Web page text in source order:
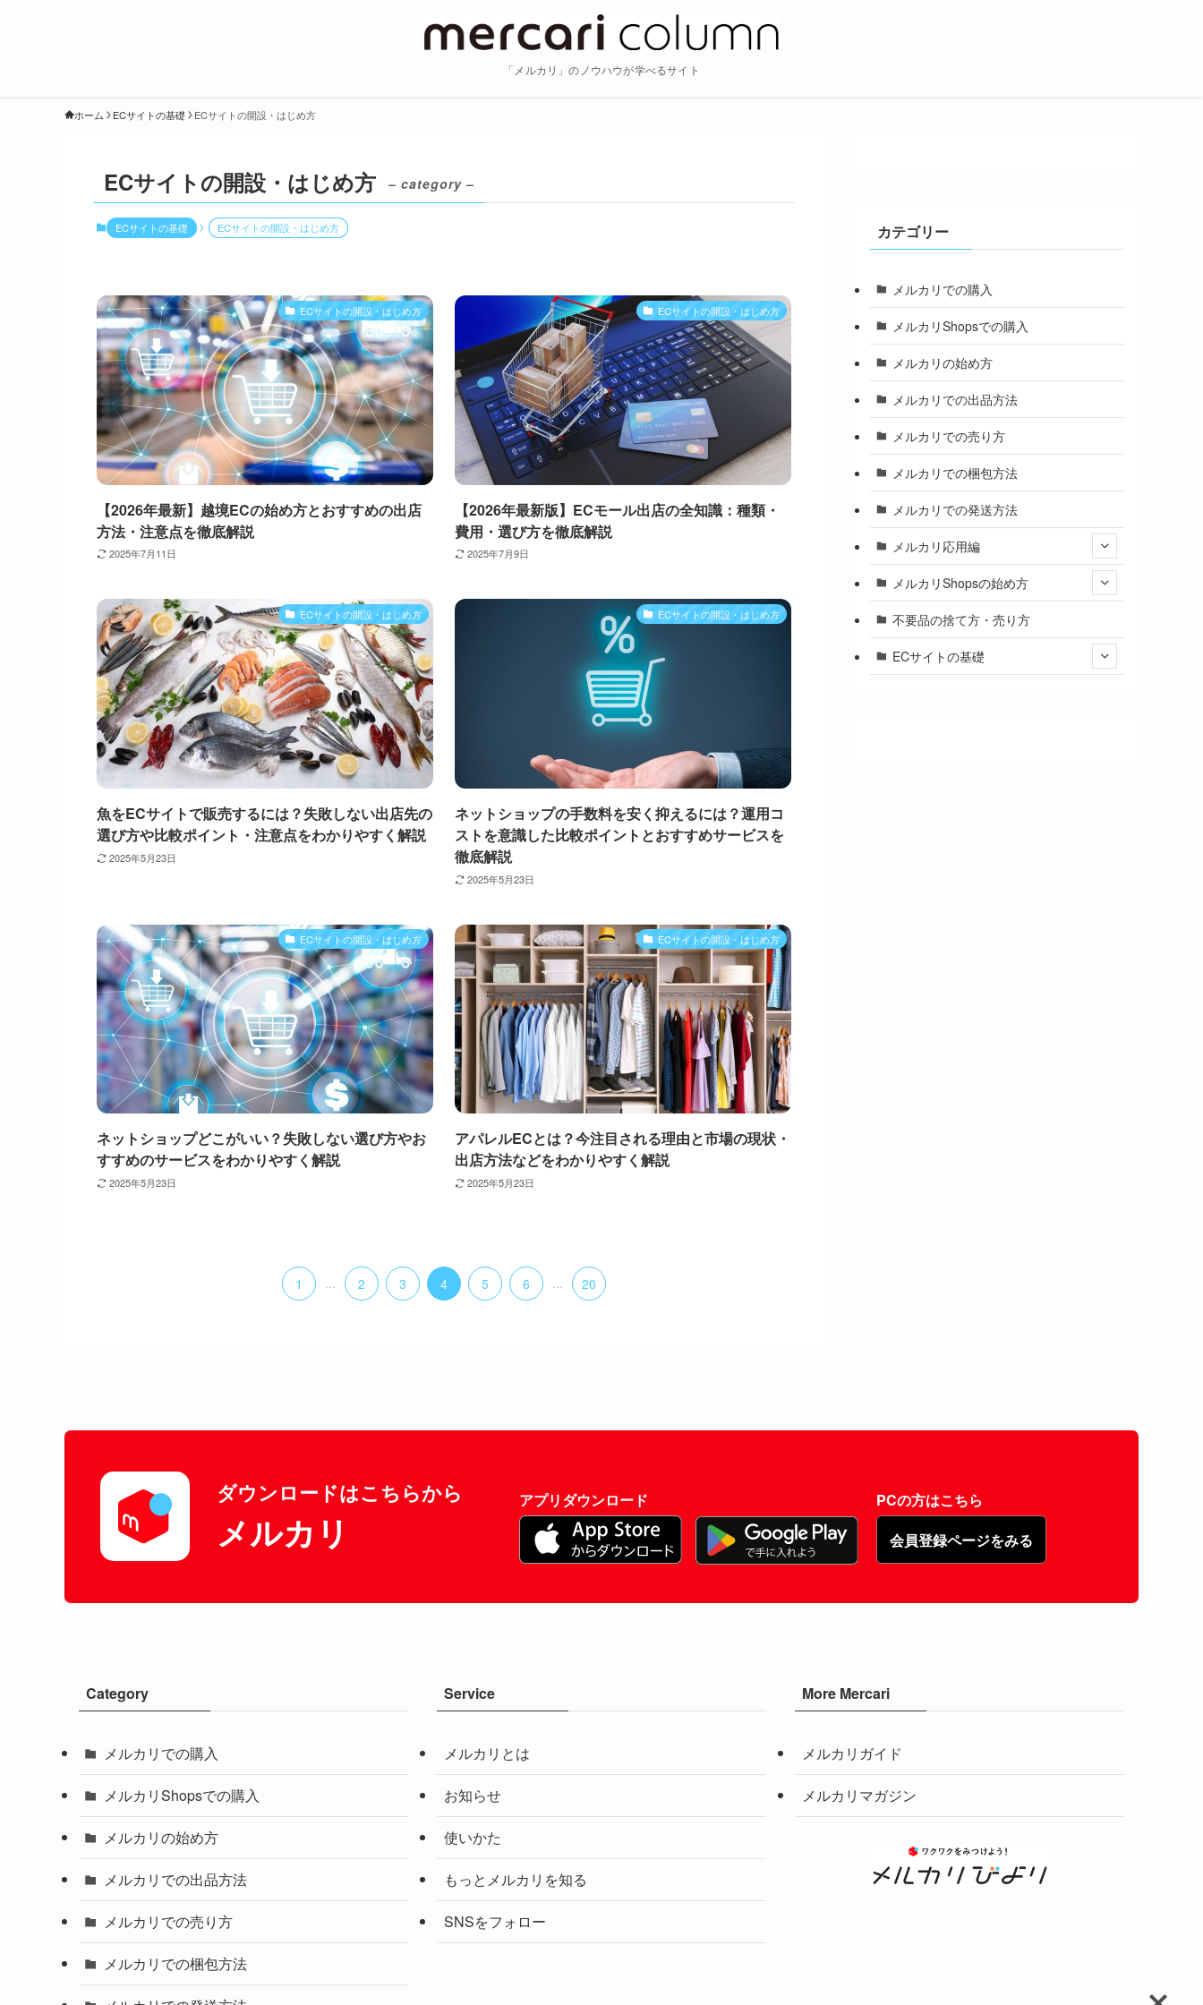
「メルカリ」のノウハウが学べるサイト
ホーム ECサイトの基礎 ECサイトの開設・はじめ方
ECサイトの開設・はじめ方 – category –
ECサイトの基礎 ECサイトの開設・はじめ方
ECサイトの開設・はじめ方
【2026年最新】越境ECの始め方とおすすめの出店
方法・注意点を徹底解説
2025年7月11日
ECサイトの開設・はじめ方
【2026年最新版】ECモール出店の全知識：種類・
費用・選び方を徹底解説
2025年7月9日
ECサイトの開設・はじめ方
魚をECサイトで販売するには？失敗しない出店先の
選び方や比較ポイント・注意点をわかりやすく解説
2025年5月23日
ECサイトの開設・はじめ方
ネットショップの手数料を安く抑えるには？運用コ
ストを意識した比較ポイントとおすすめサービスを
徹底解説
2025年5月23日
ECサイトの開設・はじめ方
ネットショップどこがいい？失敗しない選び方やお
すすめのサービスをわかりやすく解説
2025年5月23日
ECサイトの開設・はじめ方
アパレルECとは？今注目される理由と市場の現状・
出店方法などをわかりやすく解説
2025年5月23日
1 ... 2 3 4 5 6 ... 20
カテゴリー
メルカリでの購入
メルカリShopsでの購入
メルカリの始め方
メルカリでの出品方法
メルカリでの売り方
メルカリでの梱包方法
メルカリでの発送方法
メルカリ応用編
メルカリShopsの始め方
不要品の捨て方・売り方
ECサイトの基礎
ダウンロードはこちらから
メルカリ
アプリダウンロード
PCの方はこちら
会員登録ページをみる
Category
メルカリでの購入
メルカリShopsでの購入
メルカリの始め方
メルカリでの出品方法
メルカリでの売り方
メルカリでの梱包方法
Service
メルカリとは
お知らせ
使いかた
もっとメルカリを知る
SNSをフォロー
More Mercari
メルカリガイド
メルカリマガジン